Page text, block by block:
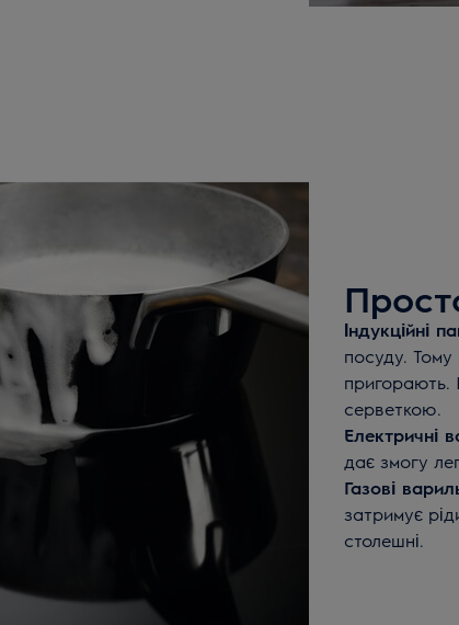
Індукційні
посуду. Тому
пригорають.
серветкою.
Електричні
дає змогу
Газові
затримує
столешні.